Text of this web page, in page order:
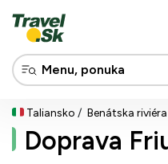
Taliansko Benátska riviéra
Doprava